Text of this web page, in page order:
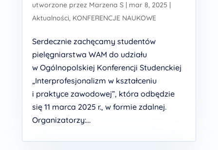
utworzone przez Marzena S| mar 8, 2025 |
Aktualności, KONFERENCJE NAUKOWE
Serdecznie zachęcamy studentów
pielęgniarstwa WAM do udziału
w Ogólnopolskiej Konferencji Studenckiej
„Interprofesjonalizm w kształceniu
i praktyce zawodowej”, która odbędzie
się 11 marca 2025 r., w formie zdalnej.
Organizatorzy:...